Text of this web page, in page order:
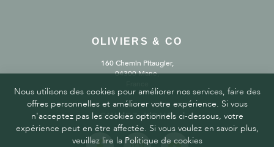
OLIVIERS & CO
160 Chemin Pitaugier,
04300 Mane,
SUIVEZ-NOUS
Nous utilisons des cookies pour améliorer nos services, faire des
offres personnelles et améliorer votre expérience. Si vous
n'acceptez pas les cookies optionnels ci-dessous, votre
expérience peut en être affectée. Si vous voulez en savoir plus,
veuillez lire la Politique de cookies